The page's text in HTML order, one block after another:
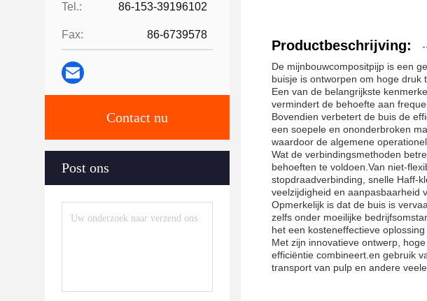
Tel.: 86-153-39196102
Fax: 86-6739578
Contact nu
Post ons
Productbeschrijving:
De mijnbouwcompositpijp is een
buisje is ontworpen om hoge druk
Een van de belangrijkste
vermindert de behoefte aan
Bovendien verbetert de buis de
een soepele en ononderbroken
waardoor de algemene
Wat de verbindingsmethoden
behoeften te voldoen.Van niet-
stopdraadverbinding, snelle Haff-
veelzijdigheid en aanpasbaarheid
Opmerkelijk is dat de buis is
zelfs onder moeilijke
het een kosteneffectieve
Met zijn innovatieve ontwerp,
efficiëntie combineert.en gebruik
transport van pulp en andere